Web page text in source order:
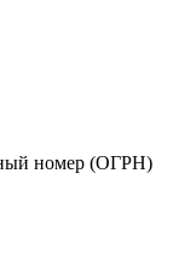
номер (ОГРН)